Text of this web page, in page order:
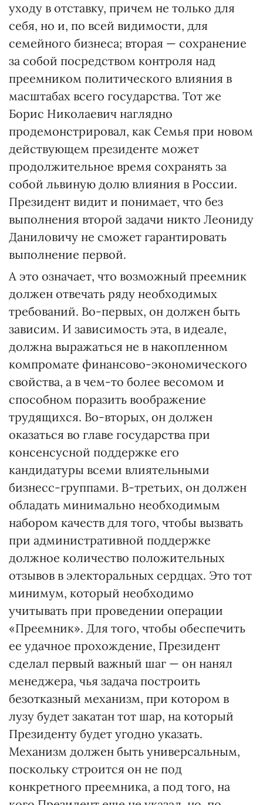
уходу в отставку, причем не только для
себя, но и, по всей видимости, для
семейного бизнеса; вторая — сохранение
за собой посредством контроля над
преемником политического влияния в
масштабах всего государства. Тот же
Борис Николаевич наглядно
продемонстрировал, как Семья при новом
действующем президенте может
продолжительное время сохранять за
собой львиную долю влияния в России.
Президент видит и понимает, что без
выполнения второй задачи никто Леониду
Даниловичу не сможет гарантировать
выполнение первой.
А это означает, что возможный преемник
должен отвечать ряду необходимых
требований. Во-первых, он должен быть
зависим. И зависимость эта, в идеале,
должна выражаться не в накопленном
компромате финансово-экономического
свойства, а в чем-то более весомом и
способном поразить воображение
трудящихся. Во-вторых, он должен
оказаться во главе государства при
консенсусной поддержке его
кандидатуры всеми влиятельными
бизнесс-группами. В-третьих, он должен
обладать минимально необходимым
набором качеств для того, чтобы вызвать
при административной поддержке
должное количество положительных
отзывов в электоральных сердцах. Это тот
минимум, который необходимо
учитывать при проведении операции
«Преемник». Для того, чтобы обеспечить
ее удачное прохождение, Президент
сделал первый важный шаг — он нанял
менеджера, чья задача построить
безотказный механизм, при котором в
лузу будет закатан тот шар, на который
Президенту будет угодно указать.
Механизм должен быть универсальным,
поскольку строится он не под
конкретного преемника, а под того, на